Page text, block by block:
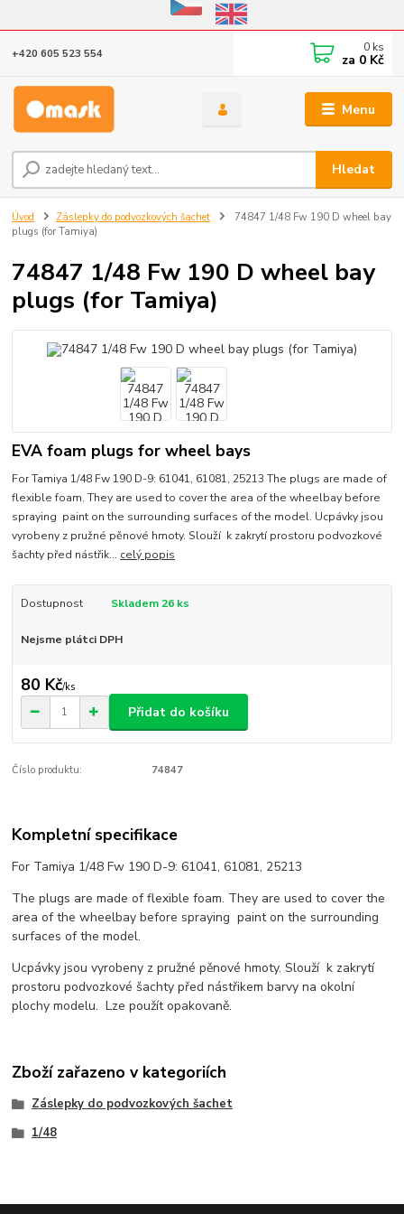
Eshop v provozu do 31.10.2026
Menu
Hledat
+420 605 523 554 0 ks
za 0 Kč
Úvod Záslepky do podvozkových šachet
74847 1/48 Fw 190 D wheel bay
plugs (for Tamiya)
74847 1/48 Fw 190 D wheel bay
plugs (for Tamiya)
EVA foam plugs for wheel bays
For Tamiya 1/48 Fw 190 D-9: 61041, 61081, 25213 The plugs are made of
flexible foam. They are used to cover the area of the wheelbay before
spraying paint on the surrounding surfaces of the model. Ucpávky jsou
vyrobeny z pružné pěnové hmoty. Slouží k zakrytí prostoru podvozkové
šachty před nástřik... celý popis
Dostupnost Skladem 26 ks
Nejsme plátci DPH
80 Kč/ks
Přidat do košíku
Číslo produktu: 74847
Kompletní specifikace
For Tamiya 1/48 Fw 190 D-9: 61041, 61081, 25213
The plugs are made of flexible foam. They are used to cover the
area of the wheelbay before spraying paint on the surrounding
surfaces of the model.
Ucpávky jsou vyrobeny z pružné pěnové hmoty. Slouží k zakrytí
prostoru podvozkové šachty před nástřikem barvy na okolní
plochy modelu. Lze použít opakovaně.
Zboží zařazeno v kategoriích
Záslepky do podvozkových šachet
1/48